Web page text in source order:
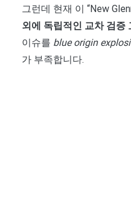
그런데 현재 이 “New
외에 독립적인 교차 검증
이슈를 blue origin
가 부족합니다.